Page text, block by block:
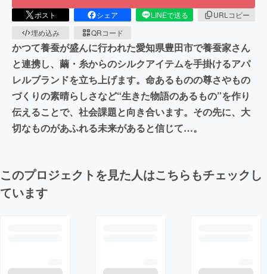
ポスト シェア LINEで送る
URLコピー
埋め込み
QRコード
かつて養蚕が盛んに行われた愛知県豊田市で養蚕家さん
と連携し、繭・糸からのシルクアイテムを手掛けるアパ
レルブランドを立ち上げます。命あるものの尊さやもの
づくりの素晴らしさなど“生きた物語のあるもの”を作り
伝えることで、社会課題と向き合います。その先に、大
切なものがあふれる未来があると信じて…。
このプロジェクトを見た人はこちらもチェックし
ています